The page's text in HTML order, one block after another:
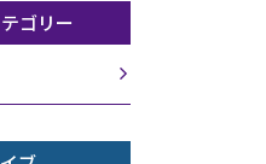
ゴリー